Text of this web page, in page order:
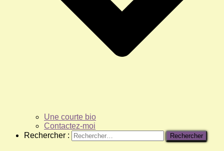
Une courte bio
Contactez-moi
Rechercher :